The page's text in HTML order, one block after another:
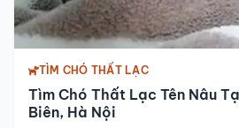
TÌM CHÓ THẤT LẠC
Tìm Chó Thất Lạc Tên Nâu
Biên, Hà Nội